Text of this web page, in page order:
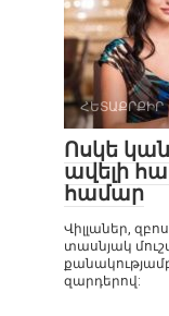
ՀԵՏԱՔՐՔԻՐ
Ոսկե
ավելի
համար
Վիլլաներ,
տասնյակ
զարդերով: